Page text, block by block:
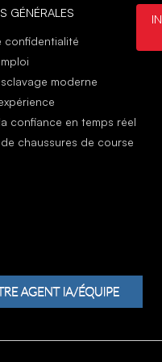
GÉNÉRALES
confidentialité
moderne
confiance en temps réel
chaussures de course